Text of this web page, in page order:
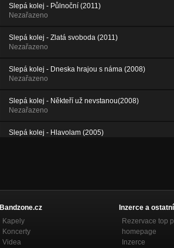
Slepá kolej - Půlnoční (2011)
Nezařazeno
Slepá kolej - Zlatá svoboda (2011)
Nezařazeno
Slepá kolej - Dneska hrajou s náma (2008)
Nezařazeno
Slepá kolej - Někteří už nevstanou(2008)
Nezařazeno
Slepá kolej - Hlavolam (2005)
Bandzone.cz
Kapely
Koncerty
Videa
Inzerce a
Rezervace top
homepage
Inzerce